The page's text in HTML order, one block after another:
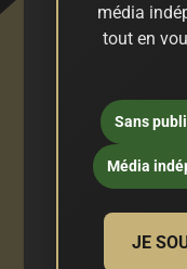
média
tout en
Sans
Média
JE